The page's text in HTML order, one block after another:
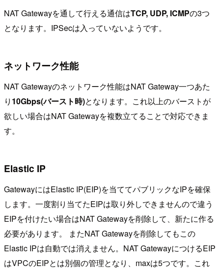
NAT Gatewayを通して行える通信はTCP, UDP, ICMPの3つ
となります。IPSecは入っていないようです。
ネットワーク性能
NAT Gatewayのネットワーク性能はNAT Gateway一つあた
り 10Gbps(バースト時)となります。これ以上のバーストが
欲しい場合はNAT Gatewayを複数立てることで対応できま
す。
Elastic IP
GatewayにはElastic IP(EIP)を当ててパブリックなIPを確保
します。一度割り当てたEIPは取り外しできませんので違う
EIPを付けたい場合はNAT Gatewayを削除して、新たに作る
必要があります。 またNAT Gatewayを削除してもこの
Elastic IPは自動では消えません。NAT GatewayにつけるEIP
はVPCのEIPとは別個の管理となり、maxは5つです。これ